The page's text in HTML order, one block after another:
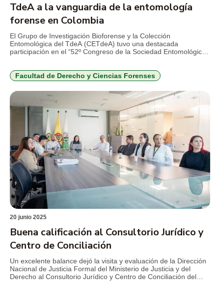
TdeA a la vanguardia de la entomología
forense en Colombia
El Grupo de Investigación Bioforense y la Colección
Entomológica del TdeA (CETdeA) tuvo una destacada
participación en el “52º Congreso de la Sociedad Entomológica
incluyeron charlas magistrales, ponencias y posters, el grupo
evidenció la innovación y relevancia de sus investigaciones, […]
Facultad de Derecho y Ciencias Forenses
20 junio 2025
Buena calificación al Consultorio Jurídico y
Centro de Conciliación
Un excelente balance dejó la visita y evaluación de la Dirección
Nacional de Justicia Formal del Ministerio de Justicia y del
Derecho al Consultorio Jurídico y Centro de Conciliación del